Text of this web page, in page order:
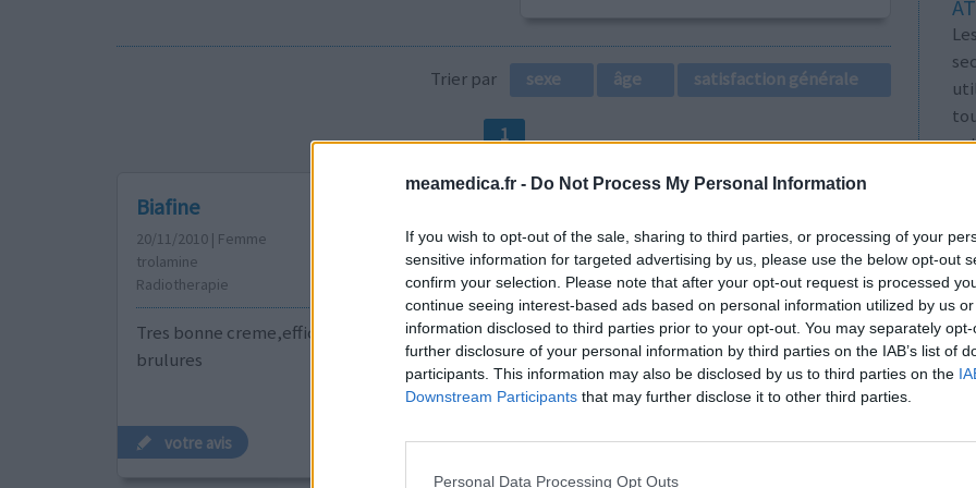
meamedica.fr - Do Not Process My Personal Information
If you wish to opt-out of the sale, sharing to third parties, or processing of your
sensitive information for targeted advertising by us, please use the below opt-out
confirm your selection. Please note that after your opt-out request is processed
continue seeing interest-based ads based on personal information utilized by us
information disclosed to third parties prior to your opt-out. You may separately
further disclosure of your personal information by third parties on the IAB’s list of
participants. This information may also be disclosed by us to third parties on the
Downstream Participants that may further disclose it to other third parties.
Personal Data Processing Opt Outs
Trier par sexe âge satisfaction générale
1
Biafine
20/11/2010 | Femme
trolamine
Radiotherapie
Efficacité
secondaires
Tres bonne creme,efficace contre toutes sortes de
brulures
votre avis 0 réactions